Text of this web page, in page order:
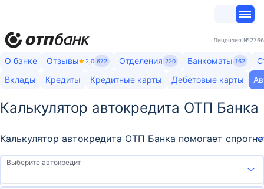
Лицензия №2766
О банке Отзывы 2,0 672 Отделения 220 Банкоматы 162
Вклады
Кредиты Кредитные карты Дебетовые карты
Калькулятор автокредита ОТП Банка
Калькулятор автокредита ОТП Банка помогает
Выберите автокредит